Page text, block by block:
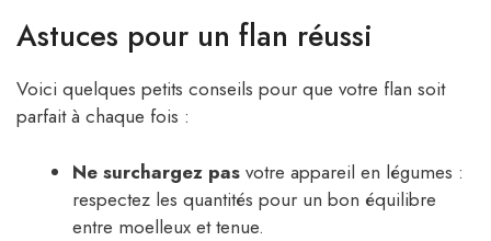
Astuces pour un flan réussi
Voici quelques petits conseils pour que votre flan soit
parfait à chaque fois :
Ne surchargez pas votre appareil en légumes :
respectez les quantités pour un bon équilibre
entre moelleux et tenue.